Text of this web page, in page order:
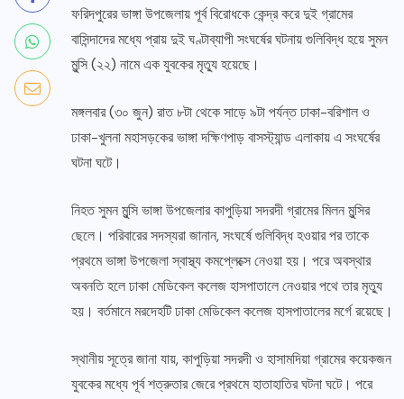
ফরিদপুরের ভাঙ্গা উপজেলায় পূর্ব বিরোধকে কেন্দ্র করে দুই গ্রামের
বাসিন্দাদের মধ্যে প্রায় দুই ঘণ্টাব্যাপী সংঘর্ষের ঘটনায় গুলিবিদ্ধ হয়ে সুমন
মুন্সি (২২) নামে এক যুবকের মৃত্যু হয়েছে।
মঙ্গলবার (৩০ জুন) রাত ৮টা থেকে সাড়ে ৯টা পর্যন্ত ঢাকা-বরিশাল ও
ঢাকা-খুলনা মহাসড়কের ভাঙ্গা দক্ষিণপাড় বাসস্ট্যান্ড এলাকায় এ সংঘর্ষের
ঘটনা ঘটে।
নিহত সুমন মুন্সি ভাঙ্গা উপজেলার কাপুড়িয়া সদরদী গ্রামের মিলন মুন্সির
ছেলে। পরিবারের সদস্যরা জানান, সংঘর্ষে গুলিবিদ্ধ হওয়ার পর তাকে
প্রথমে ভাঙ্গা উপজেলা স্বাস্থ্য কমপ্লেক্সে নেওয়া হয়। পরে অবস্থার
অবনতি হলে ঢাকা মেডিকেল কলেজ হাসপাতালে নেওয়ার পথে তার মৃত্যু
হয়। বর্তমানে মরদেহটি ঢাকা মেডিকেল কলেজ হাসপাতালের মর্গে রয়েছে।
স্থানীয় সূত্রে জানা যায়, কাপুড়িয়া সদরদী ও হাসামদিয়া গ্রামের কয়েকজন
যুবকের মধ্যে পূর্ব শত্রুতার জেরে প্রথমে হাতাহাতির ঘটনা ঘটে। পরে